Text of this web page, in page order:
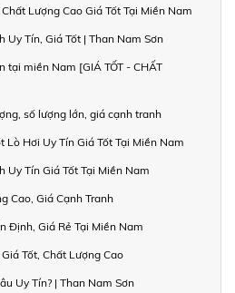
Lượng Cao Giá Tốt Tại Miền Nam
Uy Tín, Giá Tốt | Than Nam Sơn
tại miền Nam [GIÁ TỐT - CHẤT
số lượng lớn, giá cạnh tranh
Lò Hơi Uy Tín Giá Tốt Tại Miền Nam
Uy Tín Giá Tốt Tại Miền Nam
Cao, Giá Cạnh Tranh
Định, Giá Rẻ Tại Miền Nam
Tốt, Chất Lượng Cao
Uy Tín? | Than Nam Sơn